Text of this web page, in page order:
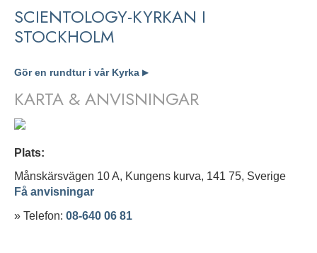
SCIENTOLOGY-KYRKAN I
STOCKHOLM
Gör en rundtur i vår Kyrka ▶
KARTA & ANVISNINGAR
Plats:
Månskärsvägen 10 A, Kungens kurva, 141 75, Sverige
Få anvisningar
» Telefon: 08-640 06 81